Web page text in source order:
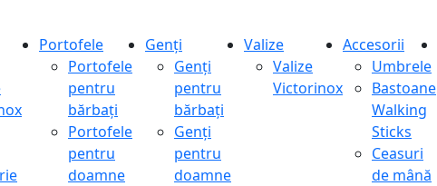
Portofele
Portofele
pentru
bărbați
Portofele
pentru
doamne
Genți
Genți
pentru
bărbați
Genți
pentru
doamne
Valize
Valize
Victorinox
Accesorii
Umbrele
Bastoane
Walking
Sticks
Ceasuri
de mână